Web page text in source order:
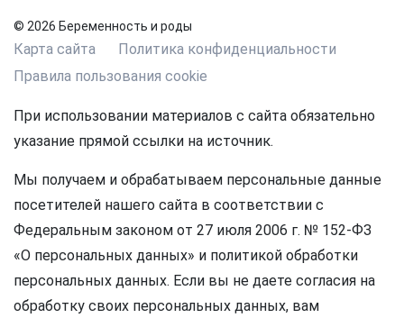
© 2026 Беременность и роды
Карта сайта
Политика конфиденциальности
Правила пользования cookie
При использовании материалов с сайта обязательно
указание прямой ссылки на источник.
Мы получаем и обрабатываем персональные данные
посетителей нашего сайта в соответствии с
Федеральным законом от 27 июля 2006 г. № 152-ФЗ
«О персональных данных» и политикой обработки
персональных данных. Если вы не даете согласия на
обработку своих персональных данных, вам